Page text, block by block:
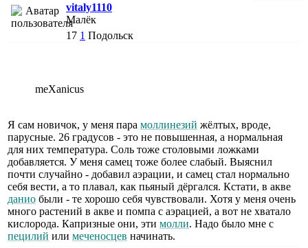
vitaly1110
Малёк
17 1 Подольск
meXanicus
Я сам новичок, у меня пара моллинезий жёлтых, вроде,
парусные. 26 градусов - это не повышенная, а нормальная
для них температура. Соль тоже столовыми ложками
добавляется. У меня самец тоже более слабый. Выяснил
почти случайно - добавил аэрации, и самец стал нормально
себя вести, а то плавал, как пьяный дёргался. Кстати, в акве
данио были - те хорошо себя чувствовали. Хотя у меня очень
много растений в акве и помпа с аэрацией, а вот не хватало
кислорода. Капризные они, эти молли. Надо было мне с
пецилий или меченосцев начинать.